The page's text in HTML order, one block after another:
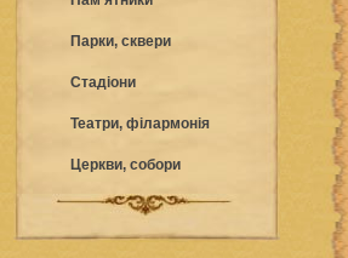
Парки, сквери
Стадіони
Театри, філармонія
Церкви, собори